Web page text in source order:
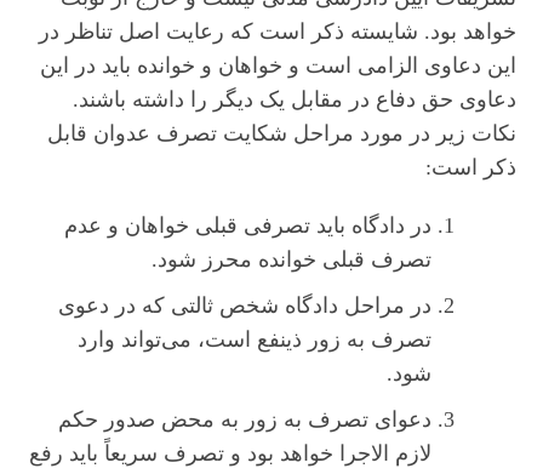
خواهد بود. شایسته ذکر است که رعایت اصل تناظر در
این دعاوی الزامی است و خواهان و خوانده باید در این
دعاوی حق دفاع در مقابل یک دیگر را داشته باشند.
نکات زیر در مورد مراحل شکایت تصرف عدوان قابل
ذکر است:
در دادگاه باید تصرفی قبلی خواهان و عدم
تصرف قبلی خوانده محرز شود.
در مراحل دادگاه شخص ثالتی که در دعوی
تصرف به زور ذینفع است، می‌تواند وارد
شود.
دعوای تصرف به زور به محض صدور حکم
لازم الاجرا خواهد بود و تصرف سریعاً باید رفع